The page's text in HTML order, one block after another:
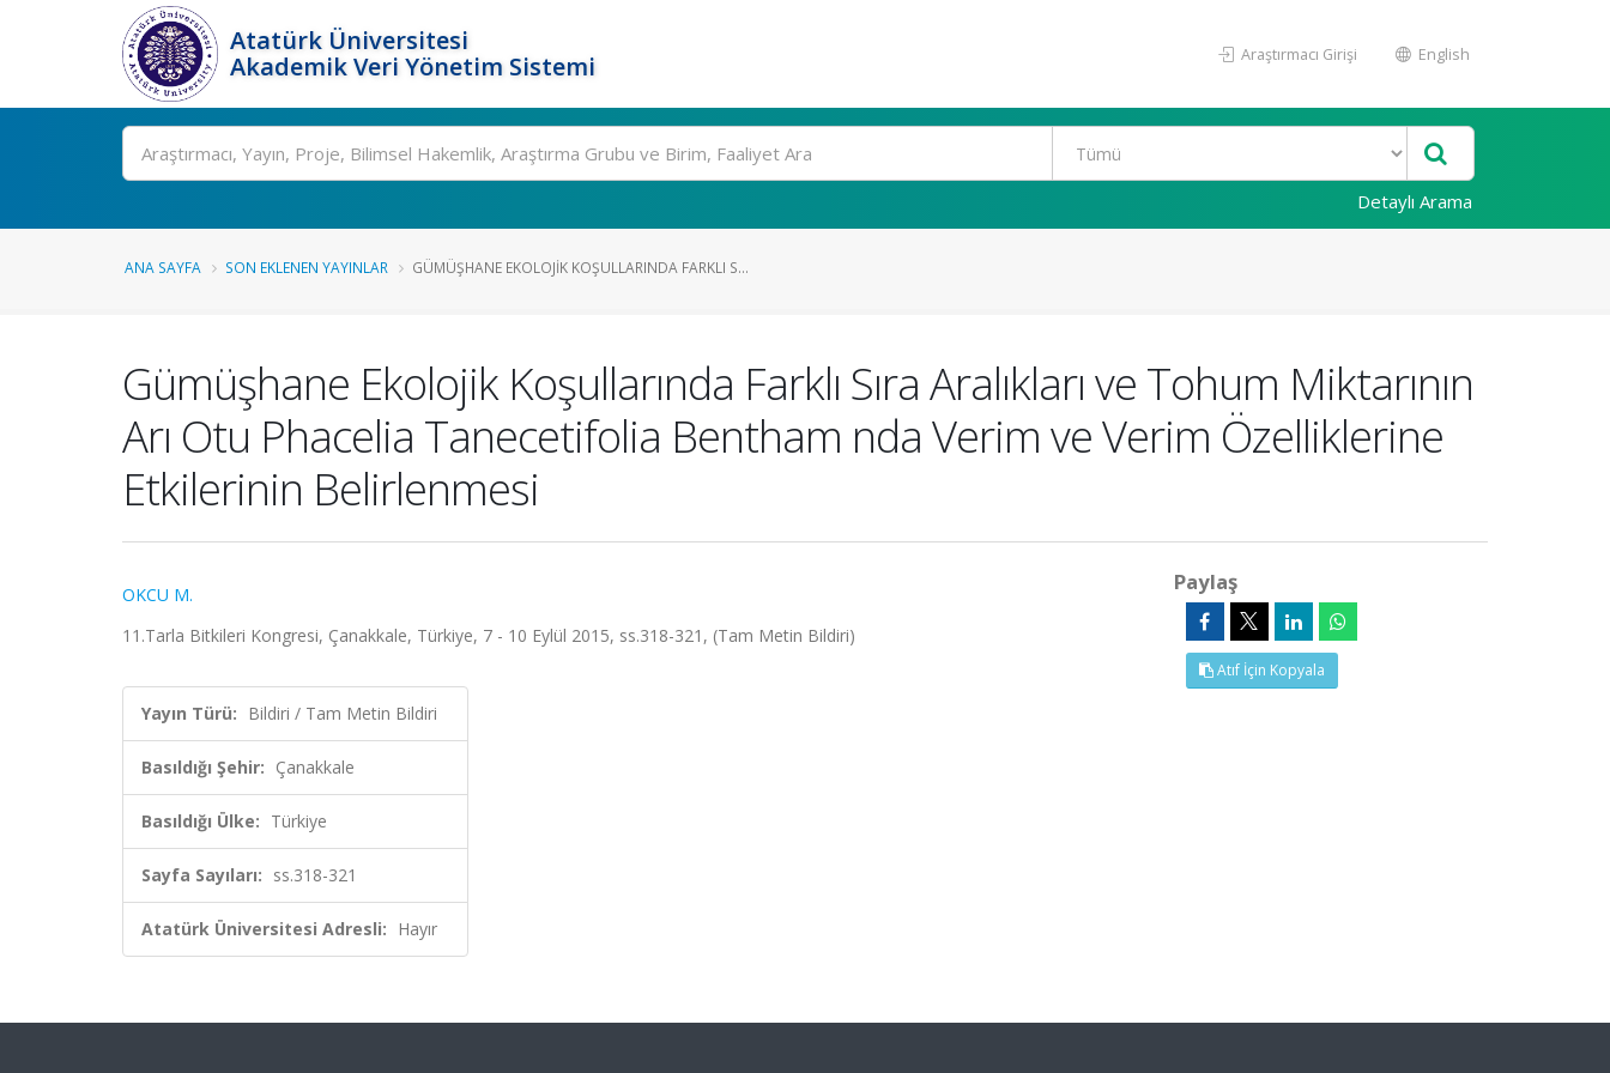
Atatürk Üniversitesi
Akademik Veri Yönetim Sistemi
Araştırmacı Girişi English
Ara
Detaylı Arama
ANA SAYFA SON EKLENEN YAYINLAR GÜMÜŞHANE EKOLOJIK KOŞULLARINDA FARKLI S...
Gümüşhane Ekolojik Koşullarında Farklı Sıra Aralıkları ve Tohum Miktarının
Arı Otu Phacelia Tanecetifolia Bentham nda Verim ve Verim Özelliklerine
Etkilerinin Belirlenmesi
OKCU M.
11.Tarla Bitkileri Kongresi, Çanakkale, Türkiye, 7 - 10 Eylül 2015, ss.318-321, (Tam Metin Bildiri)
Yayın Türü: Bildiri / Tam Metin Bildiri
Basıldığı Şehir: Çanakkale
Basıldığı Ülke: Türkiye
Sayfa Sayıları: ss.318-321
Atatürk Üniversitesi Adresli: Hayır
Paylaş
Atıf İçin Kopyala